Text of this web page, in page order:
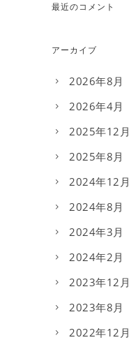
最近のコメント
アーカイブ
2026年8月
2026年4月
2025年12月
2025年8月
2024年12月
2024年8月
2024年3月
2024年2月
2023年12月
2023年8月
2022年12月